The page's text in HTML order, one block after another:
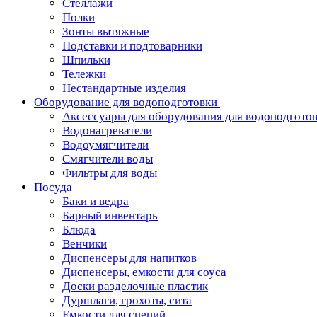
Стеллажи
Полки
Зонты вытяжные
Подставки и подтоварники
Шпильки
Тележки
Нестандартные изделия
Оборудование для водоподготовки
Аксессуары для оборудования для
Водонагреватели
Водоумягчители
Смягчители воды
Фильтры для воды
Посуда
Баки и ведра
Барный инвентарь
Блюда
Венчики
Диспенсеры для напитков
Диспенсеры, емкости для соуса
Доски разделочные пластик
Дуршлаги, грохоты, сита